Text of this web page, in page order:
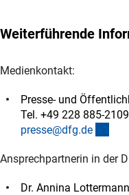
Weiterführende
Medienkontakt:
Presse- und
Tel. +49 228 885-
presse@dfg.de
Ansprechpartnerin in der
Dr. Annina